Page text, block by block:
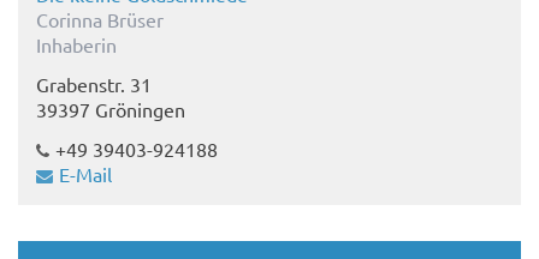
Corinna Brüser
Inhaberin
Grabenstr. 31
39397 Gröningen
+49 39403-924188
E-Mail